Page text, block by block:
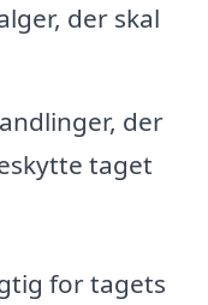
der skal
der
taget
for tagets